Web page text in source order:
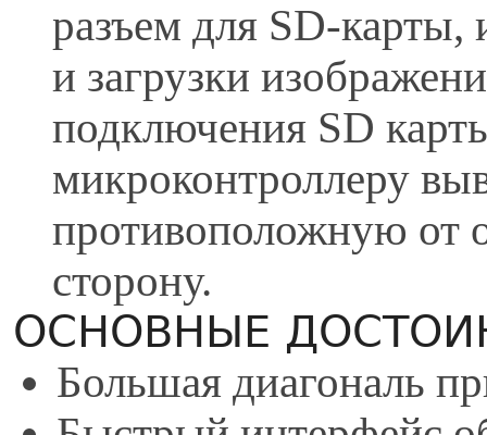
разъем для SD-карты,
и загрузки
подключения SD
микроконтроллеру
противоположную от
сторону.
ОСНОВНЫЕ
Большая диагональ